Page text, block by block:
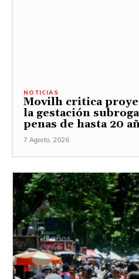
NOTICIAS
Movilh critica
la gestación
penas de hasta 20
7 Agosto, 2026